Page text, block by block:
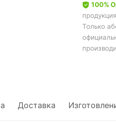
100%
Только
Доставка